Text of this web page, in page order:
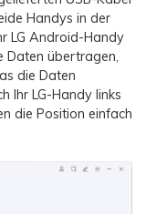
Handys in der
LG Android-Handy
Daten übertragen,
die Daten
Ihr LG-Handy links
die Position einfach